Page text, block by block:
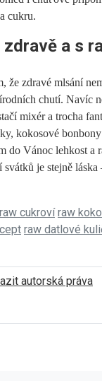
cukru.
a s
že zdravé mlsání
chutí. Navíc
mixér a trocha
kokosové
do Vánoc lehkost a
je stejně láska
cukroví raw
raw datlové
autorská práva